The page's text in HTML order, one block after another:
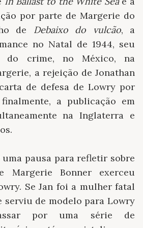
por parte de Margerie do
de Debaixo do vulcão, a
no Natal de 1944, seu
do crime, no México, na
a rejeição de Jonathan
de defesa de Lowry por
a publicação em
na Inglaterra e
uma pausa para refletir sobre
Margerie Bonner exerceu
Se Jan foi a mulher fatal
serviu de modelo para Lowry
por uma série de